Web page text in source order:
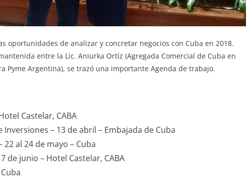
oportunidades de analizar y concretar negocios con Cuba en 2018.
entre la Lic. Aniurka Ortíz (Agregada Comercial de Cuba en
Pyme Argentina), se trazó una importante Agenda de trabajo.
Castelar, CABA
– 13 de abril – Embajada de Cuba
al 24 de mayo – Cuba
de junio – Hotel Castelar, CABA